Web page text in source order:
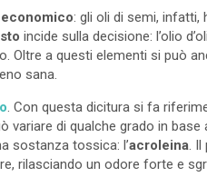
economico: gli oli di semi,
incide sulla decisione: l’olio
Oltre a questi elementi si può
sana.
. Con questa dicitura si fa
variare di qualche grado in
sostanza tossica: l’acroleina .
rilasciando un odore forte e